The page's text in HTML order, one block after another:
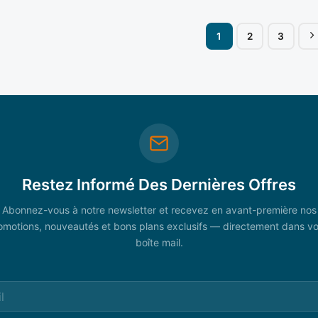
1 2 3
Restez Informé Des Dernières Offres
Abonnez-vous à notre newsletter et recevez en avant-première nos
nouveautés et bons plans exclusifs — directement dans
boîte mail.